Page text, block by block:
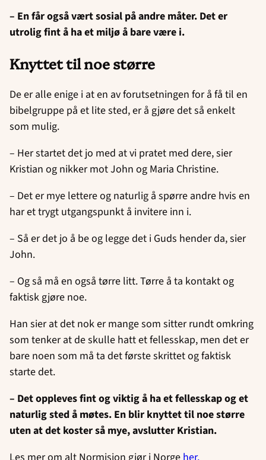
– En får også vært sosial på andre måter. Det er
utrolig fint å ha et miljø å bare være i.
Knyttet til noe større
De er alle enige i at en av forutsetningen for å få til en
bibelgruppe på et lite sted, er å gjøre det så enkelt
som mulig.
– Her startet det jo med at vi pratet med dere, sier
Kristian og nikker mot John og Maria Christine.
– Det er mye lettere og naturlig å spørre andre hvis en
har et trygt utgangspunkt å invitere inn i.
– Så er det jo å be og legge det i Guds hender da, sier
John.
– Og så må en også tørre litt. Tørre å ta kontakt og
faktisk gjøre noe.
Han sier at det nok er mange som sitter rundt omkring
som tenker at de skulle hatt et fellesskap, men det er
bare noen som må ta det første skrittet og faktisk
starte det.
– Det oppleves fint og viktig å ha et fellesskap og et
naturlig sted å møtes. En blir knyttet til noe større
uten at det koster så mye, avslutter Kristian.